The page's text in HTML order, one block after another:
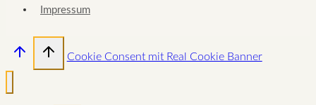
Impressum
Cookie Consent mit Real Cookie Banner